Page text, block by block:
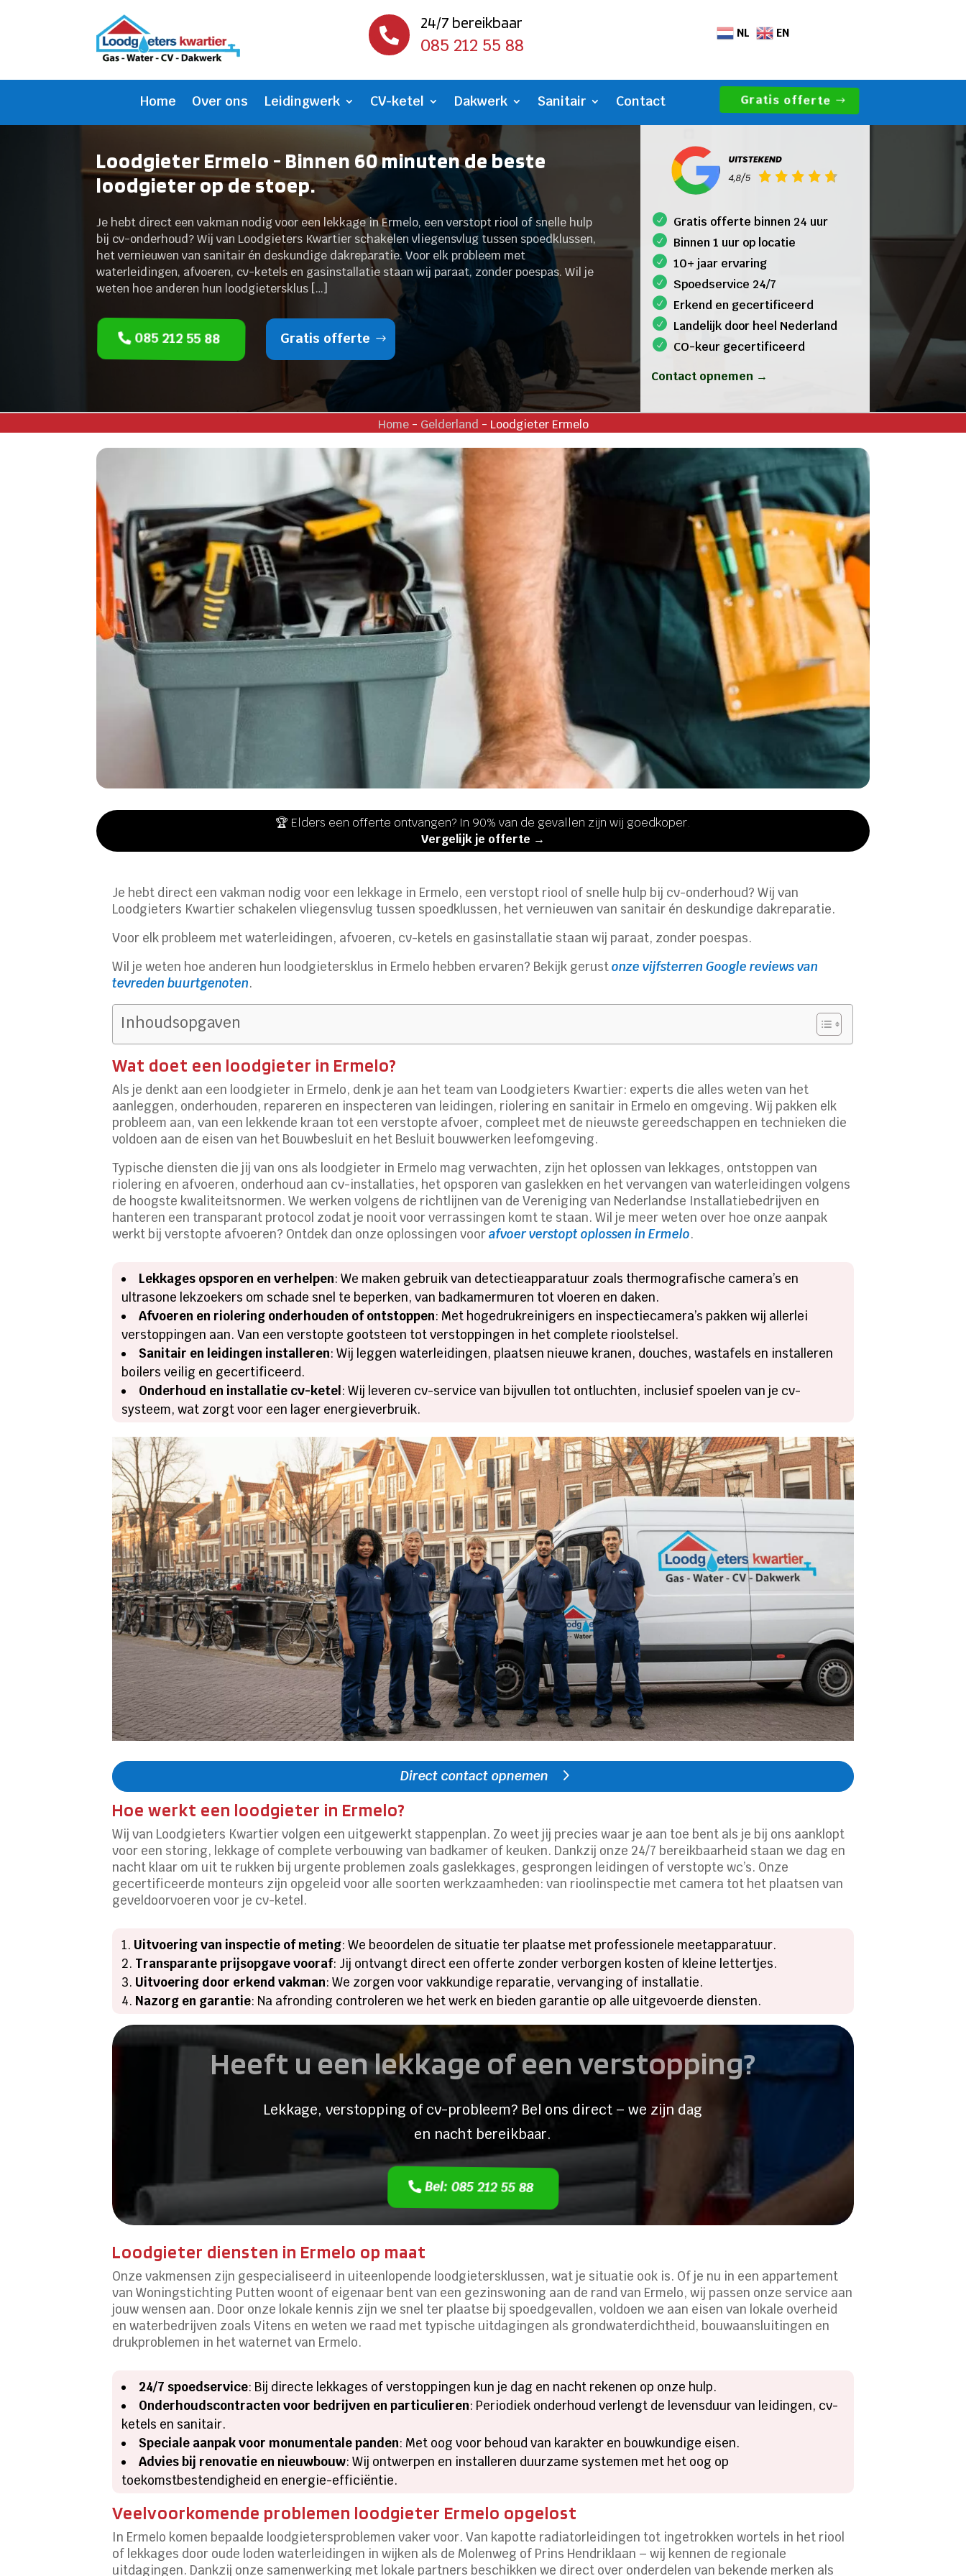

24/7 bereikbaar
085 212 55 88
NL EN
Home Over ons Leidingwerk CV-ketel Dakwerk Sanitair Contact Gratis offerte
Loodgieter Ermelo - Binnen 60 minuten de beste
loodgieter op de stoep.
Je hebt direct een vakman nodig voor een lekkage in Ermelo, een verstopt riool of snelle hulp
bij cv-onderhoud? Wij van Loodgieters Kwartier schakelen vliegensvlug tussen spoedklussen,
het vernieuwen van sanitair én deskundige dakreparatie. Voor elk probleem met
waterleidingen, afvoeren, cv-ketels en gasinstallatie staan wij paraat, zonder poespas. Wil je
weten hoe anderen hun loodgietersklus […]
085 212 55 88 Gratis offerte
Gratis offerte binnen 24 uur
Binnen 1 uur op locatie
10+ jaar ervaring
Spoedservice 24/7
Erkend en gecertificeerd
Landelijk door heel Nederland
CO-keur gecertificeerd
Contact opnemen →
Home- Gelderland - Loodgieter Ermelo
🏆 Elders een offerte ontvangen? In 90% van de gevallen zijn wij goedkoper.
Vergelijk je offerte →
Je hebt direct een vakman nodig voor een lekkage in Ermelo, een verstopt riool of snelle hulp bij cv-onderhoud? Wij van
Loodgieters Kwartier schakelen vliegensvlug tussen spoedklussen, het vernieuwen van sanitair én deskundige dakreparatie.
Voor elk probleem met waterleidingen, afvoeren, cv-ketels en gasinstallatie staan wij paraat, zonder poespas.
Wil je weten hoe anderen hun loodgietersklus in Ermelo hebben ervaren? Bekijk gerustonze vijfsterren Google reviews van
tevreden buurtgenoten.
Inhoudsopgaven
Wat doet een loodgieter in Ermelo?
Als je denkt aan een loodgieter in Ermelo, denk je aan het team van Loodgieters Kwartier: experts die alles weten van het
aanleggen, onderhouden, repareren en inspecteren van leidingen, riolering en sanitair in Ermelo en omgeving. Wij pakken elk
probleem aan, van een lekkende kraan tot een verstopte afvoer, compleet met de nieuwste gereedschappen en technieken die
voldoen aan de eisen van het Bouwbesluit en het Besluit bouwwerken leefomgeving.
Typische diensten die jij van ons als loodgieter in Ermelo mag verwachten, zijn het oplossen van lekkages, ontstoppen van
riolering en afvoeren, onderhoud aan cv-installaties, het opsporen van gaslekken en het vervangen van waterleidingen volgens
de hoogste kwaliteitsnormen. We werken volgens de richtlijnen van de Vereniging van Nederlandse Installatiebedrijven en
hanteren een transparant protocol zodat je nooit voor verrassingen komt te staan. Wil je meer weten over hoe onze aanpak
werkt bij verstopte afvoeren? Ontdek dan onze oplossingen voorafvoer verstopt oplossen in Ermelo.
Lekkages opsporen en verhelpen: We maken gebruik van detectieapparatuur zoals thermografische camera’s en
ultrasone lekzoekers om schade snel te beperken, van badkamermuren tot vloeren en daken.
Afvoeren en riolering onderhouden of ontstoppen: Met hogedrukreinigers en inspectiecamera’s pakken wij allerlei
verstoppingen aan. Van een verstopte gootsteen tot verstoppingen in het complete rioolstelsel.
Sanitair en leidingen installeren: Wij leggen waterleidingen, plaatsen nieuwe kranen, douches, wastafels en installeren
boilers veilig en gecertificeerd.
Onderhoud en installatie cv-ketel: Wij leveren cv-service van bijvullen tot ontluchten, inclusief spoelen van je cv-
systeem, wat zorgt voor een lager energieverbruik.
Direct contact opnemen
Hoe werkt een loodgieter in Ermelo?
Wij van Loodgieters Kwartier volgen een uitgewerkt stappenplan. Zo weet jij precies waar je aan toe bent als je bij ons aanklopt
voor een storing, lekkage of complete verbouwing van badkamer of keuken. Dankzij onze 24/7 bereikbaarheid staan we dag en
nacht klaar om uit te rukken bij urgente problemen zoals gaslekkages, gesprongen leidingen of verstopte wc’s. Onze
gecertificeerde monteurs zijn opgeleid voor alle soorten werkzaamheden: van rioolinspectie met camera tot het plaatsen van
geveldoorvoeren voor je cv-ketel.
Uitvoering van inspectie of meting: We beoordelen de situatie ter plaatse met professionele meetapparatuur.
Transparante prijsopgave vooraf: Jij ontvangt direct een offerte zonder verborgen kosten of kleine lettertjes.
Uitvoering door erkend vakman: We zorgen voor vakkundige reparatie, vervanging of installatie.
Nazorg en garantie: Na afronding controleren we het werk en bieden garantie op alle uitgevoerde diensten.
Heeft u een lekkage of een verstopping?
Lekkage, verstopping of cv-probleem? Bel ons direct – we zijn dag
en nacht bereikbaar.
Bel: 085 212 55 88
Loodgieter diensten in Ermelo op maat
Onze vakmensen zijn gespecialiseerd in uiteenlopende loodgietersklussen, wat je situatie ook is. Of je nu in een appartement
van Woningstichting Putten woont of eigenaar bent van een gezinswoning aan de rand van Ermelo, wij passen onze service aan
jouw wensen aan. Door onze lokale kennis zijn we snel ter plaatse bij spoedgevallen, voldoen we aan eisen van lokale overheid
en waterbedrijven zoals Vitens en weten we raad met typische uitdagingen als grondwaterdichtheid, bouwaansluitingen en
drukproblemen in het waternet van Ermelo.
24/7 spoedservice: Bij directe lekkages of verstoppingen kun je dag en nacht rekenen op onze hulp.
Onderhoudscontracten voor bedrijven en particulieren: Periodiek onderhoud verlengt de levensduur van leidingen, cv-
ketels en sanitair.
Speciale aanpak voor monumentale panden: Met oog voor behoud van karakter en bouwkundige eisen.
Advies bij renovatie en nieuwbouw: Wij ontwerpen en installeren duurzame systemen met het oog op
toekomstbestendigheid en energie-efficiëntie.
Veelvoorkomende problemen loodgieter Ermelo opgelost
In Ermelo komen bepaalde loodgietersproblemen vaker voor. Van kapotte radiatorleidingen tot ingetrokken wortels in het riool
of lekkages door oude loden waterleidingen in wijken als de Molenweg of Prins Hendriklaan – wij kennen de regionale
uitdagingen. Dankzij onze samenwerking met lokale partners beschikken we direct over onderdelen van bekende merken als